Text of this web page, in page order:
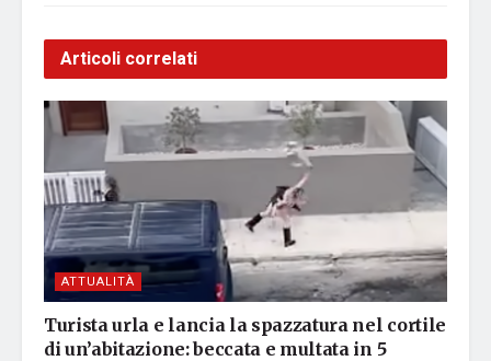
Articoli correlati
ATTUALITÀ
Turista urla e lancia la spazzatura nel cortile
di un’abitazione: beccata e multata in 5